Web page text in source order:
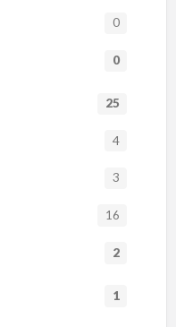
0
0
25
4
3
16
2
1